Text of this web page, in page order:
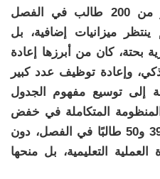
بلغت في بعض الأحيان أكثر من 200 طالب في الفصل
ميزانيات إضافية، بل
بحتة، كان من أبرزها إعادة
وإعادة توظيف عدد كبير
إلى توسيع مفهوم الجدول
المتكاملة في خفض
الكثافة إلى حدود تتراوح بين 39 و50 طالبًا في الفصل، دون
التعليمية، بل منحها